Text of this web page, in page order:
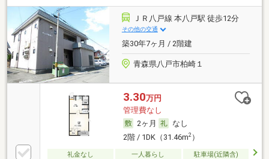
ＪＲ八戸線 本八戸駅 徒歩12分
その他の交通
築30年7ヶ月 / 2階建
青森県八戸市柏崎１
3.30万円
管理費なし
2ヶ月
なし
2階 / 1DK（31.46m2）
礼金なし 一人暮らし
駐車場(近隣含)